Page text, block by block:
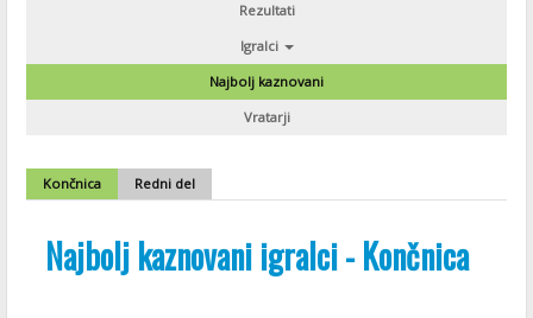
Rezultati
Igralci
Najbolj kaznovani
Vratarji
Končnica Redni del
Najbolj kaznovani igralci - Končnica